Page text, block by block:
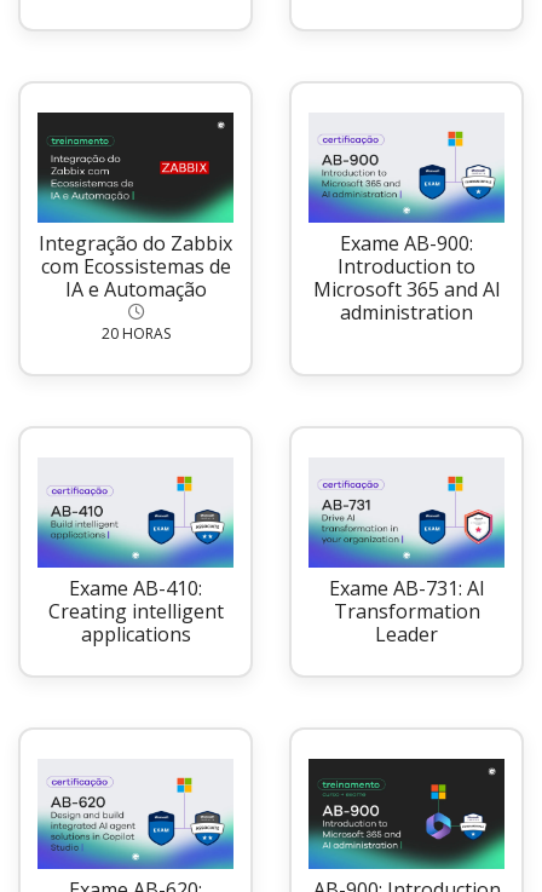
Integração do Zabbix
com Ecossistemas de
IA e Automação
20 HORAS
Exame AB-900:
Introduction to
Microsoft 365 and AI
administration
Exame AB-410:
Creating intelligent
applications
Exame AB-731: AI
Transformation
Leader